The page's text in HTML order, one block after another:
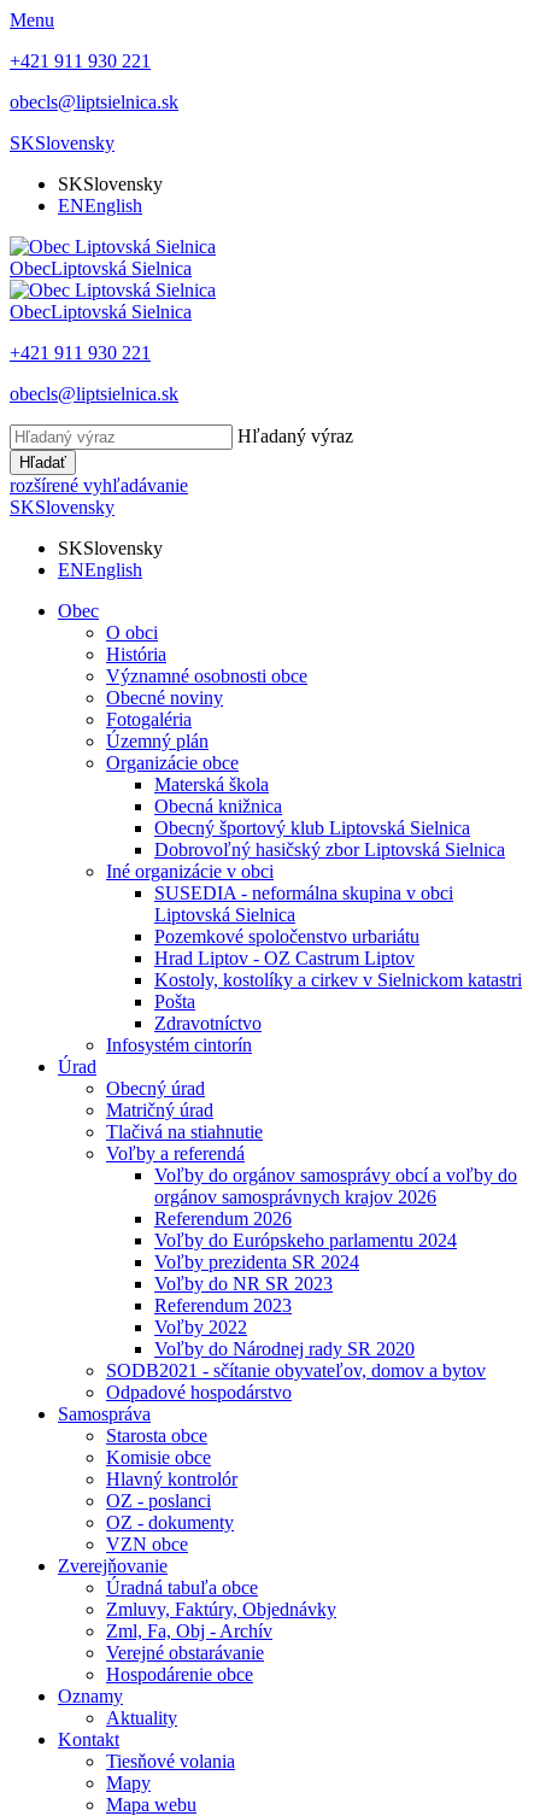
Menu
+421 911 930 221
obecls@liptsielnica.sk
SKSlovensky
SKSlovensky
ENEnglish
ObecLiptovská Sielnica
ObecLiptovská Sielnica
+421 911 930 221
obecls@liptsielnica.sk
Hľadaný výraz
Hľadať
rozšírené vyhľadávanie
SKSlovensky
SKSlovensky
ENEnglish
Obec
O obci
História
Významné osobnosti obce
Obecné noviny
Fotogaléria
Územný plán
Organizácie obce
Materská škola
Obecná knižnica
Obecný športový klub Liptovská Sielnica
Dobrovoľný hasičský zbor Liptovská Sielnica
Iné organizácie v obci
SUSEDIA - neformálna skupina v obci
Liptovská Sielnica
Pozemkové spoločenstvo urbariátu
Hrad Liptov - OZ Castrum Liptov
Kostoly, kostolíky a cirkev v Sielnickom katastri
Pošta
Zdravotníctvo
Infosystém cintorín
Úrad
Obecný úrad
Matričný úrad
Tlačivá na stiahnutie
Voľby a referendá
Voľby do orgánov samosprávy obcí a voľby do
orgánov samosprávnych krajov 2026
Referendum 2026
Voľby do Európskeho parlamentu 2024
Voľby prezidenta SR 2024
Voľby do NR SR 2023
Referendum 2023
Voľby 2022
Voľby do Národnej rady SR 2020
SODB2021 - sčítanie obyvateľov, domov a bytov
Odpadové hospodárstvo
Samospráva
Starosta obce
Komisie obce
Hlavný kontrolór
OZ - poslanci
OZ - dokumenty
VZN obce
Zverejňovanie
Úradná tabuľa obce
Zmluvy, Faktúry, Objednávky
Zml, Fa, Obj - Archív
Verejné obstarávanie
Hospodárenie obce
Oznamy
Aktuality
Kontakt
Tiesňové volania
Mapy
Mapa webu